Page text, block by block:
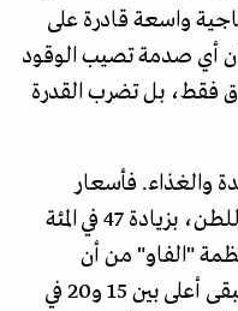
واسعة قادرة على
أي صدمة تصيب الوقود
فقط، بل تضرب القدرة
والغذاء. فأسعار
اليوريا ارتفعت إلى نحو 684 دولاراً للطن، بزيادة 47 في المئة
"الفاو" من أن
متوسط أسعار الأسمدة عالمياً قد يبقى أعلى بين 15 و20 في